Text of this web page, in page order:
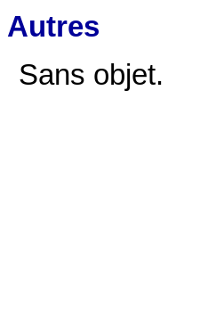
Autres
Sans objet.